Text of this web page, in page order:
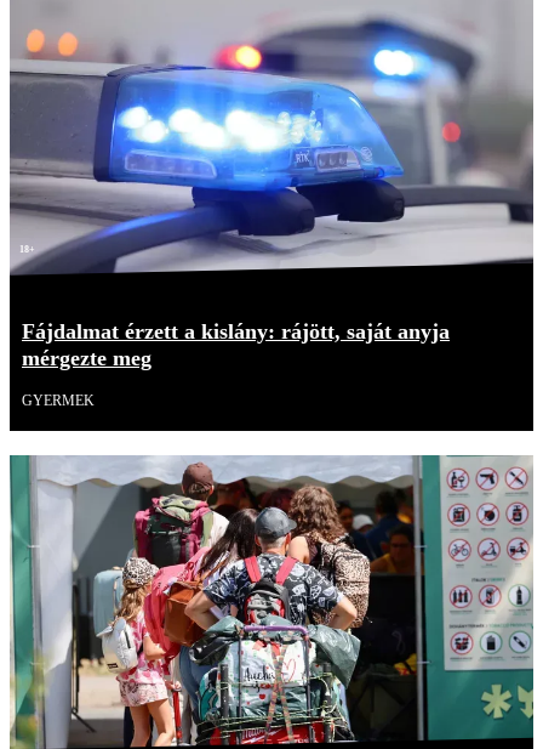
18+
Fájdalmat érzett a kislány: rájött, saját anyja
mérgezte meg
GYERMEK